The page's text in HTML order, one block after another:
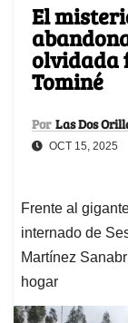
El
olvidada
Tominé
Por Las Dos
OCT 15, 2025
Frente al
internado de
Martínez
hogar